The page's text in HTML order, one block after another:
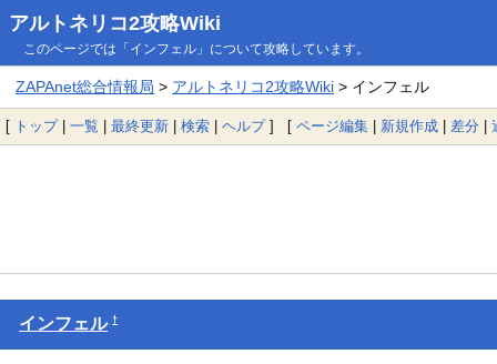
アルトネリコ2攻略Wiki
このページでは「インフェル」について攻略しています。
ZAPAnet総合情報局 > アルトネリコ2攻略Wiki> インフェル
[ トップ| 一覧 | 最終更新 | 検索 | ヘルプ] [ ページ編集 | 新規作成 | 差分 |
インフェル †